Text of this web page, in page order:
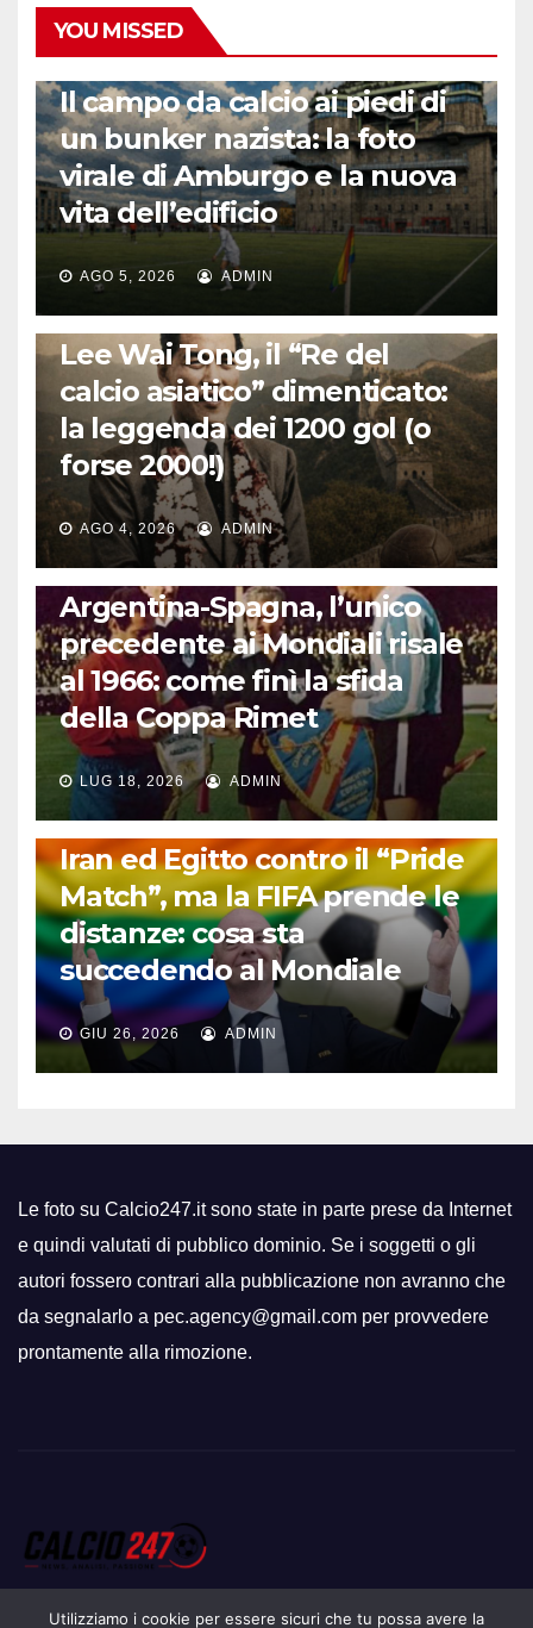
YOU MISSED
Il campo da calcio ai piedi di
un bunker nazista: la foto
virale di Amburgo e la nuova
vita dell’edificio
AGO 5, 2026 ADMIN
LA STORIA DEL CALCIO
Lee Wai Tong, il “Re del
calcio asiatico” dimenticato:
la leggenda dei 1200 gol (o
forse 2000!)
AGO 4, 2026 ADMIN
CALCIO INTERNAZIONALE
Argentina-Spagna, l’unico
precedente ai Mondiali risale
al 1966: come finì la sfida
della Coppa Rimet
LUG 18, 2026 ADMIN
FUORI DAL CAMPO: CALCIO, GOSSIP E NON SOLO
Iran ed Egitto contro il “Pride
Match”, ma la FIFA prende le
distanze: cosa sta
succedendo al Mondiale
GIU 26, 2026 ADMIN
Le foto su Calcio247.it sono state in parte prese da Internet
e quindi valutati di pubblico dominio. Se i soggetti o gli
autori fossero contrari alla pubblicazione non avranno che
da segnalarlo a pec.agency@gmail.com per provvedere
prontamente alla rimozione.
Utilizziamo i cookie per essere sicuri che tu possa avere la